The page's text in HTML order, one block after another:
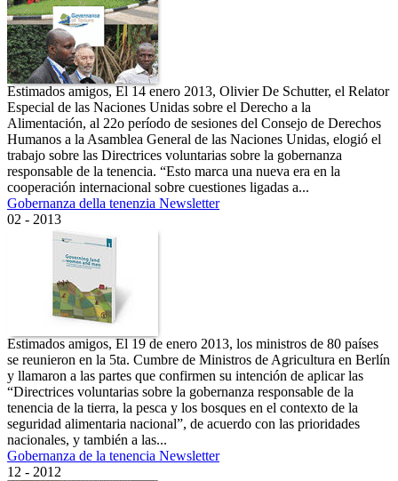
Estimados amigos, El 14 enero 2013, Olivier De Schutter, el Relator
Especial de las Naciones Unidas sobre el Derecho a la
Alimentación, al 22o período de sesiones del Consejo de Derechos
Humanos a la Asamblea General de las Naciones Unidas, elogió el
trabajo sobre las Directrices voluntarias sobre la gobernanza
responsable de la tenencia. “Esto marca una nueva era en la
cooperación internacional sobre cuestiones ligadas a...
Gobernanza della tenenzia Newsletter
02 - 2013
Estimados amigos, El 19 de enero 2013, los ministros de 80 países
se reunieron en la 5ta. Cumbre de Ministros de Agricultura en Berlín
y llamaron a las partes que confirmen su intención de aplicar las
“Directrices voluntarias sobre la gobernanza responsable de la
tenencia de la tierra, la pesca y los bosques en el contexto de la
seguridad alimentaria nacional”, de acuerdo con las prioridades
nacionales, y también a las...
Gobernanza de la tenencia Newsletter
12 - 2012